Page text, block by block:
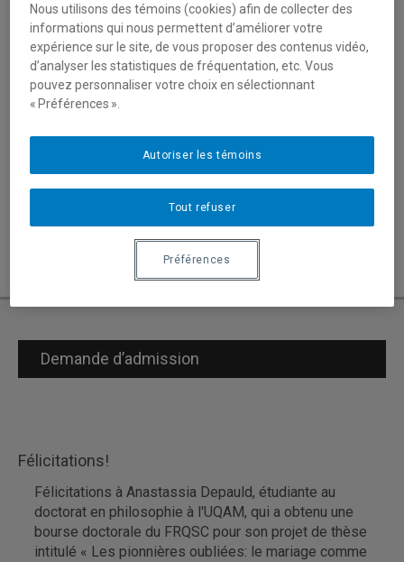
Fisette, Denis
Courriel
Demande d’admission
Félicitations!
Félicitations à Anastassia Depauld, étudiante au
doctorat en philosophie à l'UQAM, qui a obtenu une
bourse doctorale du FRQSC pour son projet de thèse
intitulé « Les pionnières oubliées: le mariage comme
Nous utilisons des témoins (cookies) afin de collecter des
informations qui nous permettent d’améliorer votre
expérience sur le site, de vous proposer des contenus vidéo,
d’analyser les statistiques de fréquentation, etc. Vous
pouvez personnaliser votre choix en sélectionnant
« Préférences ».
Tout refuser
Autoriser les témoins
Préférences